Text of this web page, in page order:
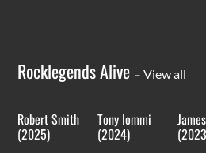
Rocklegends Alive –View all
Robert Smith
(2025)
Tony Iommi
(2024)